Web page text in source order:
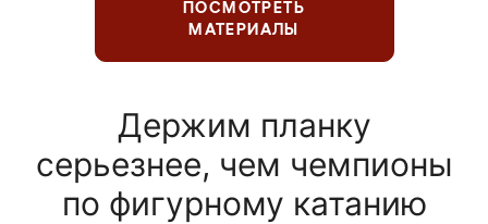
ПОСМОТРЕТЬ
МАТЕРИАЛЫ
Держим планку
серьезнее, чем чемпионы
по фигурному катанию